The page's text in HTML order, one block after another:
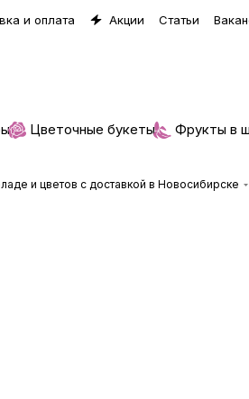
и оплата Акции Статьи
Цветочные букеты Фрукты в
и цветов с доставкой в Новосибирске